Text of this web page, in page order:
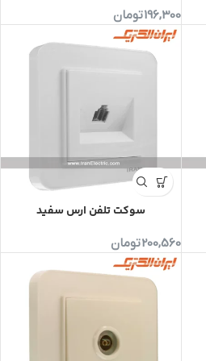
196,300تومان
سوکت تلفن ارس سفید
200,560تومان